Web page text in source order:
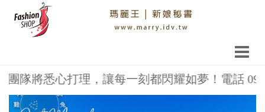
隊將悉心打理，讓每一刻都閃耀如夢！電話
鼠
牛
兔
雞
豬
Previous